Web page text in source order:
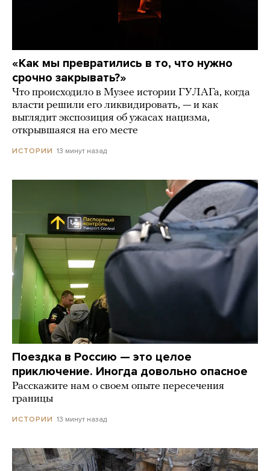
«Как мы превратились в то, что нужно
срочно закрывать?»
Что происходило в Музее истории ГУЛАГа, когда
власти решили его ликвидировать, — и как
выглядит экспозиция об ужасах нацизма,
открывшаяся на его месте
ИСТОРИИ 13 минут назад
Поездка в Россию — это целое
приключение. Иногда довольно опасное
Расскажите нам о своем опыте пересечения
границы
ИСТОРИИ 13 минут назад